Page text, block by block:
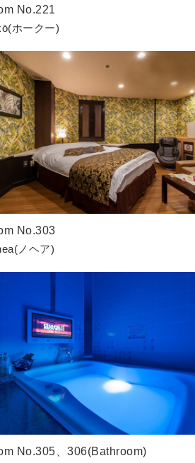
No.221
ホークー)
No.303
ノヘア)
No.305、306(Bathroom)